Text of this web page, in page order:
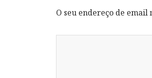
O seu endereço de email